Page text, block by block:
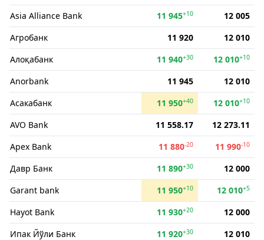
Asia Alliance Bank 11 945+10
12 005
Агробанк
11 920
12 010
Алоқабанк
11 940+30 12 010+10
Anorbank 11 945
12 010
Асакабанк
11 950+40 12 010+10
AVO Bank 11 558.17
12 273.11
Apex Bank
11 880-20 11 990-10
Давр Банк 11 890+30
12 000
Garant bank
11 950+10 12 010+5
Hayot Bank 11 930+20
12 000
Ипак Йўли Банк
11 920+30
12 010